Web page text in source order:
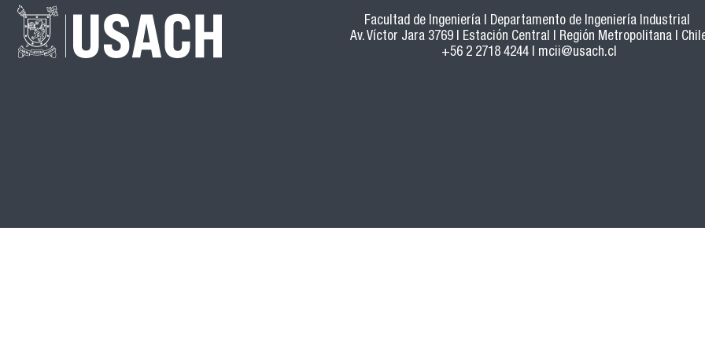
Facultad de Ingeniería | Departamento de Ingeniería Industrial
Av. Víctor Jara 3769 | Estación Central | Región Metropolitana |
+56 2 2718 4244 | mcii@usach.cl